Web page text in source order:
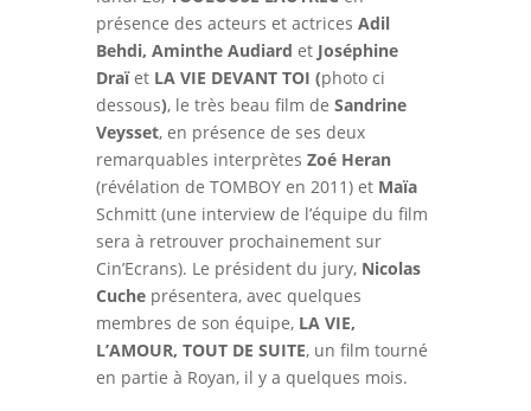
présence des acteurs et actrices Adil
Behdi, Aminthe Audiard et Joséphine
Draïet LA VIE DEVANT TOI (photo ci
dessous), le très beau film de Sandrine
Veysset, en présence de ses deux
remarquables interprètes Zoé Heran
(révélation de TOMBOY en 2011) et Maïa
Schmitt (une interview de l’équipe du film
sera à retrouver prochainement sur
Cin’Ecrans). Le président du jury, Nicolas
Cucheprésentera, avec quelques
membres de son équipe, LA VIE,
L’AMOUR, TOUT DE SUITE, un film tourné
en partie à Royan, il y a quelques mois.